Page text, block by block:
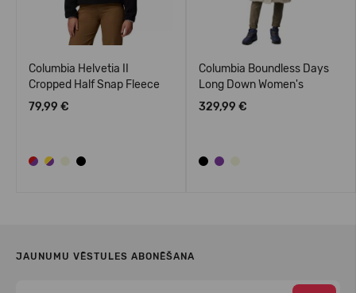
Columbia Helvetia II
Cropped Half Snap Fleece
79,99 €
Columbia Boundless Days
Long Down Women's
329,99 €
JAUNUMU VĒSTULES ABONĒŠANA